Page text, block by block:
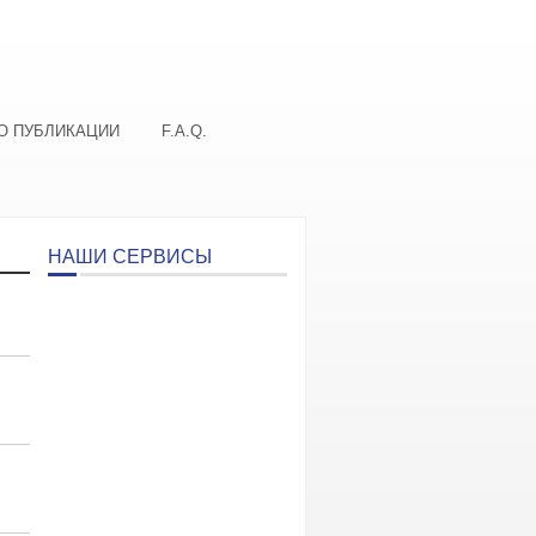
ПУБЛИКАЦИИ F.A.Q.
НАШИ СЕРВИСЫ